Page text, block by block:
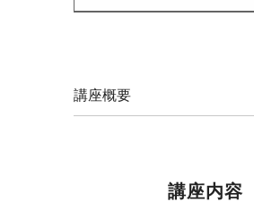
講座概要
講座内容